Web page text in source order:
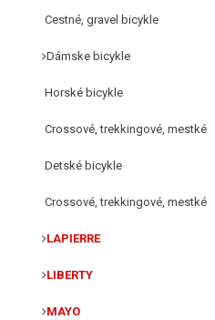
Cestné, gravel bicykle
Dámske bicykle
Horské bicykle
Crossové, trekkingové, mestké
Detské bicykle
Crossové, trekkingové, mestké
LAPIERRE
LIBERTY
MAYO